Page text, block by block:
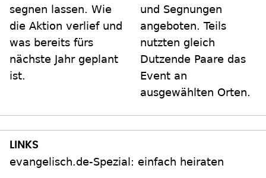
segnen lassen. Wie
die Aktion verlief und
was bereits fürs
nächste Jahr geplant
ist.
und Segnungen
angeboten. Teils
nutzten gleich
Dutzende Paare das
Event an
ausgewählten Orten.
evangelisch.de-Spezial: einfach heiraten